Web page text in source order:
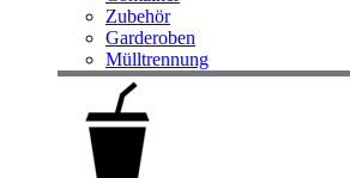
Zubehör
Garderoben
Mülltrennung